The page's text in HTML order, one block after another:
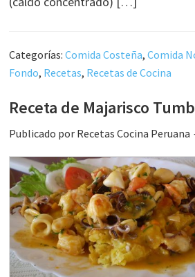
Categorías:Comida Costeña,Comida
Fondo, Recetas, Recetas de Cocina
Receta de Majarisco
Publicado por Recetas Cocina Peruana